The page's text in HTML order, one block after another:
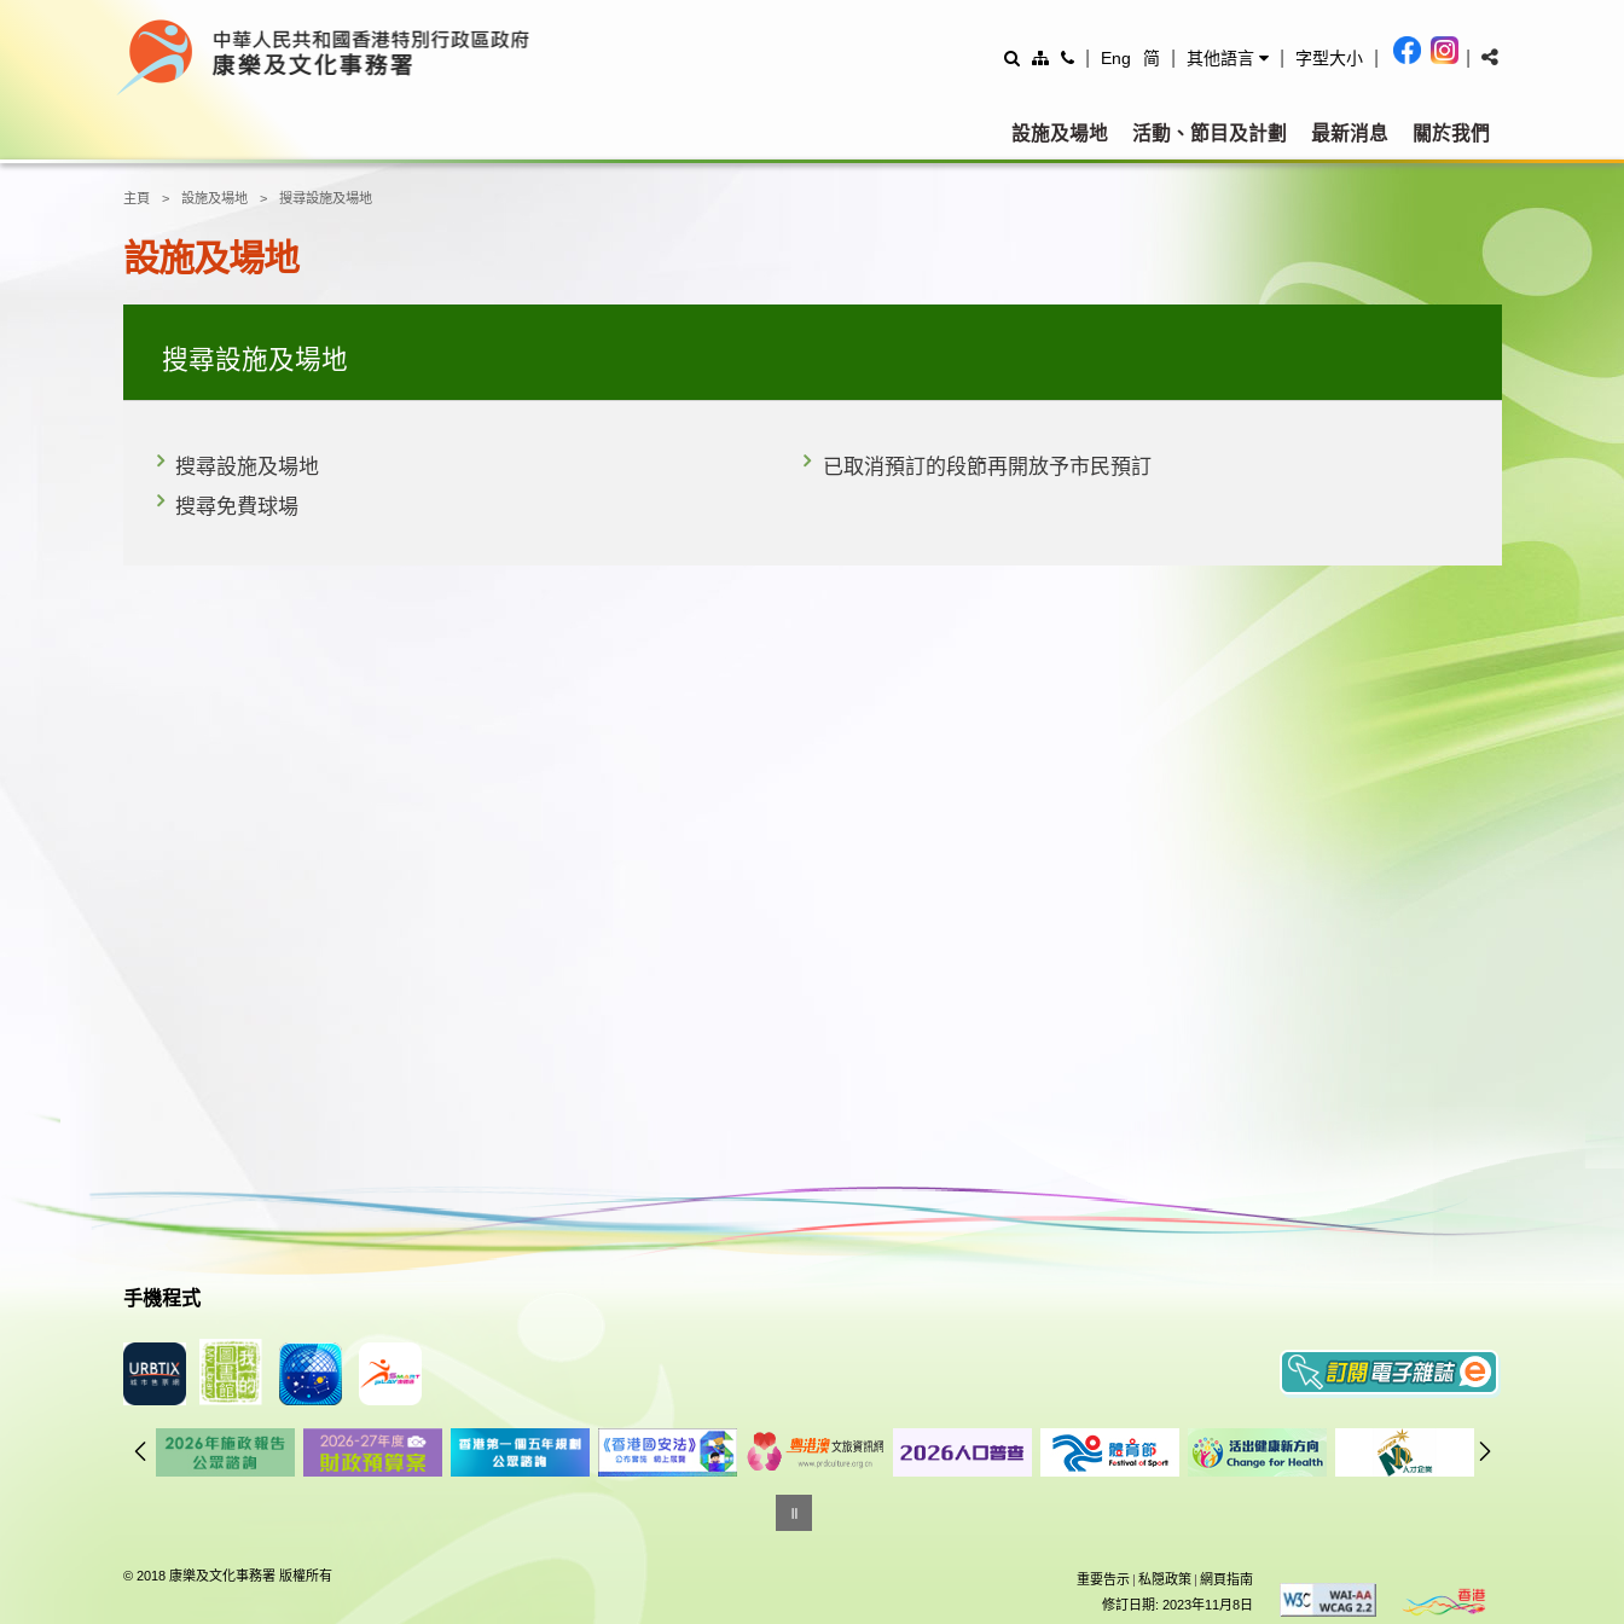
Eng 简 其他語言 字型大小
設施及場地 活動、節目及計劃 最新消息 關於我們
主頁 設施及場地 搜尋設施及場地
設施及場地
搜尋設施及場地
搜尋設施及場地
搜尋免費球場
已取消預訂的段節再開放予市民預訂
手機程式
重要告示 | 私隠政策 | 網頁指南
修訂日期: 2023年11月8日
© 2018 康樂及文化事務署 版權所有